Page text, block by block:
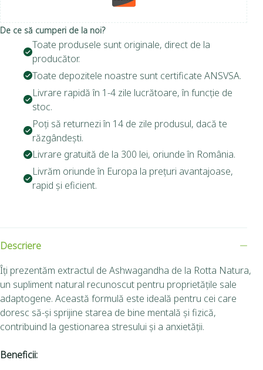
De ce să cumperi de la noi?
Toate produsele sunt originale, direct de la
producător.
Toate depozitele noastre sunt certificate ANSVSA.
Livrare rapidă în 1-4 zile lucrătoare, în funcție de
stoc.
Poți să returnezi în 14 de zile produsul, dacă te
răzgândești.
Livrare gratuită de la 300 lei, oriunde în România.
Livrăm oriunde în Europa la prețuri avantajoase,
rapid și eficient.
Descriere
Îți prezentăm extractul de Ashwagandha de la Rotta Natura,
un supliment natural recunoscut pentru proprietățile sale
adaptogene. Această formulă este ideală pentru cei care
doresc să-și sprijine starea de bine mentală și fizică,
contribuind la gestionarea stresului și a anxietății.
Beneficii: